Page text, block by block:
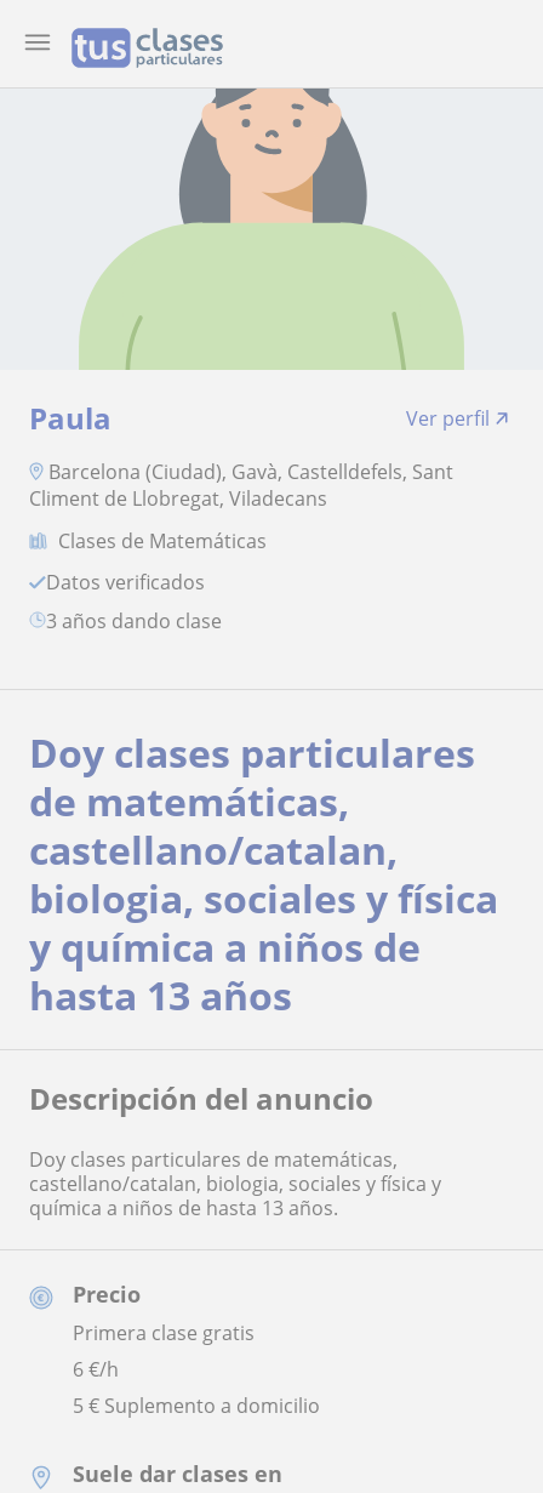
Paula
Ver perfil
Barcelona (Ciudad), Gavà, Castelldefels, Sant
Climent de Llobregat, Viladecans
Clases de Matemáticas
Datos verificados
3 años dando clase
Precio
Primera clase gratis
6€/h
5 € Suplemento a domicilio
Suele dar clases en
Doy clases particulares
de matemáticas,
castellano/catalan,
biologia, sociales y física
y química a niños de
hasta 13 años
Descripción del anuncio
Doy clases particulares de matemáticas,
castellano/catalan, biologia, sociales y física y
química a niños de hasta 13 años.